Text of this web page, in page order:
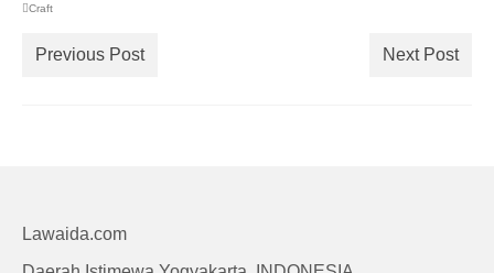
Craft
Previous Post Next Post
Lawaida.com